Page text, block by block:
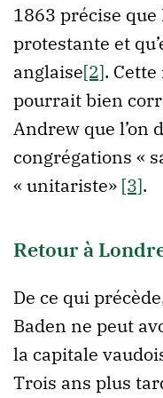
1863 précise
protestante et
anglaise[2].
pourrait bien
Andrew que l’on
congrégations «
« unitariste» [3].
Retour à
De ce qui
Baden ne peut
la capitale
Trois ans plus